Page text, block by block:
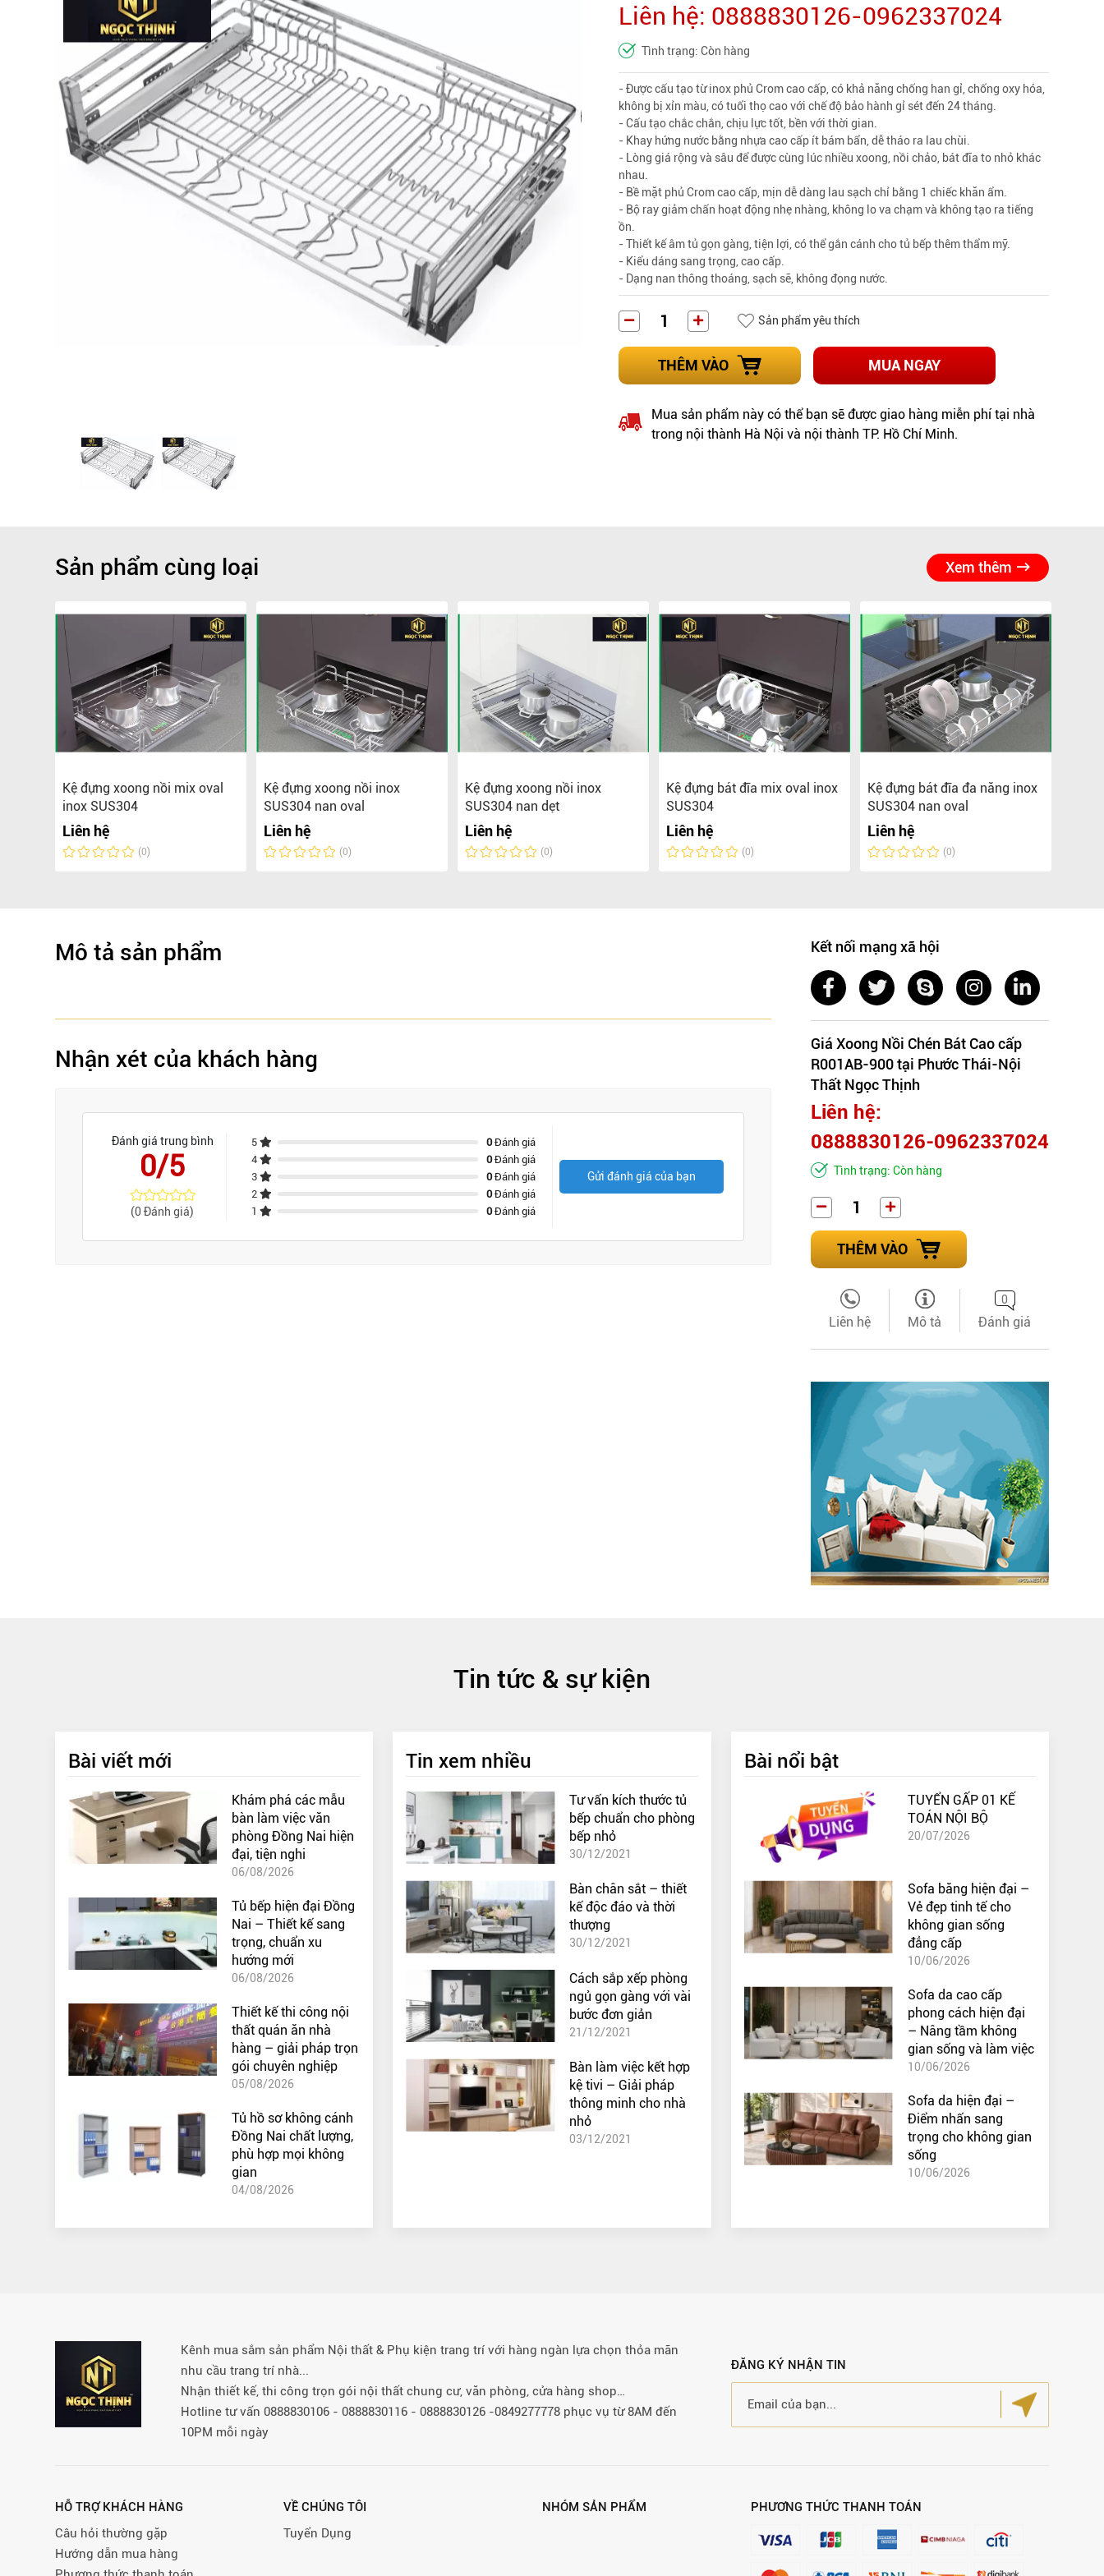
Bếp từ-Bếp hồng ngoại
Chậu rửa bát
Ray trượt – bản lề – tay nắm cửa
Phụ kiện tủ bếp dưới
Giá để bát đĩa đa năng
Giá để dao thớt
Kệ để chất tẩy rửa
Kệ gia vị
Kệ góc liên hoàn
Liên hệ: 0888830126-0962337024
Tình trạng: Còn hàng
- Được cấu tạo từ inox phủ Crom cao cấp, có khả năng chống han gỉ, chống oxy hóa,
không bị xỉn màu, có tuổi thọ cao với chế độ bảo hành gỉ sét đến 24 tháng.
- Cấu tạo chắc chắn, chịu lực tốt, bền với thời gian.
- Khay hứng nước bằng nhựa cao cấp ít bám bẩn, dễ tháo ra lau chùi.
- Lòng giá rộng và sâu để được cùng lúc nhiều xoong, nồi chảo, bát đĩa to nhỏ khác
nhau.
- Bề mặt phủ Crom cao cấp, mịn dễ dàng lau sạch chỉ bằng 1 chiếc khăn ẩm.
- Bộ ray giảm chấn hoạt động nhẹ nhàng, không lo va chạm và không tạo ra tiếng
ồn.
- Thiết kế âm tủ gọn gàng, tiện lợi, có thể gắn cánh cho tủ bếp thêm thẩm mỹ.
- Kiểu dáng sang trọng, cao cấp.
- Dạng nan thông thoáng, sạch sẽ, không đọng nước.
Sản phẩm yêu thích
THÊM VÀO MUA NGAY
Mua sản phẩm này có thể bạn sẽ được giao hàng miễn phí tại nhà
trong nội thành Hà Nội và nội thành TP. Hồ Chí Minh.
Sản phẩm cùng loại Xem thêm
Kệ đựng xoong nồi mix oval
inox SUS304
Liên hệ
(0)
Kệ đựng xoong nồi inox
SUS304 nan oval
Liên hệ
(0)
Kệ đựng xoong nồi inox
SUS304 nan dẹt
Liên hệ
(0)
Kệ đựng bát đĩa mix oval inox
SUS304
Liên hệ
(0)
Kệ đựng bát đĩa đa năng inox
SUS304 nan oval
Liên hệ
(0)
Mô tả sản phẩm
Nhận xét của khách hàng
Đánh giá trung bình
0/5
(0 Đánh giá)
5 0Đánh giá
4
0Đánh giá
3
0Đánh giá
2
0Đánh giá
1
0Đánh giá
Gửi đánh giá của bạn
Kết nối mạng xã hội
Giá Xoong Nồi Chén Bát Cao cấp
R001AB-900 tại Phước Thái-Nội
Thất Ngọc Thịnh
Liên hệ:
0888830126-0962337024
Tình trạng: Còn hàng
THÊM VÀO
Liên hệ Mô tả
0
Đánh giá
Tin tức & sự kiện
Bài viết mới
Khám phá các mẫu
bàn làm việc văn
phòng Đồng Nai hiện
đại, tiện nghi
06/08/2026
Tủ bếp hiện đại Đồng
Nai – Thiết kế sang
trọng, chuẩn xu
hướng mới
06/08/2026
Thiết kế thi công nội
thất quán ăn nhà
hàng – giải pháp trọn
gói chuyên nghiệp
05/08/2026
Tủ hồ sơ không cánh
Đồng Nai chất lượng,
phù hợp mọi không
gian
04/08/2026
Tin xem nhiều
Tư vấn kích thước tủ
bếp chuẩn cho phòng
bếp nhỏ
30/12/2021
Bàn chân sắt – thiết
kế độc đáo và thời
thượng
30/12/2021
Cách sắp xếp phòng
ngủ gọn gàng với vài
bước đơn giản
21/12/2021
Bàn làm việc kết hợp
kệ tivi – Giải pháp
thông minh cho nhà
nhỏ
03/12/2021
Bài nổi bật
TUYỂN GẤP 01 KẾ
TOÁN NỘI BỘ
20/07/2026
Sofa băng hiện đại –
Vẻ đẹp tinh tế cho
không gian sống
đẳng cấp
10/06/2026
Sofa da cao cấp
phong cách hiện đại
– Nâng tầm không
gian sống và làm việc
10/06/2026
Sofa da hiện đại –
Điểm nhấn sang
trọng cho không gian
sống
10/06/2026
Kênh mua sắm sản phẩm Nội thất & Phụ kiện trang trí với hàng ngàn lựa chọn thỏa mãn
nhu cầu trang trí nhà...
Nhận thiết kế, thi công trọn gói nội thất chung cư, văn phòng, cửa hàng shop…
Hotline tư vấn 0888830106 - 0888830116 - 0888830126 -0849277778 phục vụ từ 8AM đến
10PM mỗi ngày
ĐĂNG KÝ NHẬN TIN
HỖ TRỢ KHÁCH HÀNG
Câu hỏi thường gặp
Hướng dẫn mua hàng
VỀ CHÚNG TÔI
Tuyển Dụng
NHÓM SẢN PHẨM PHƯƠNG THỨC THANH TOÁN